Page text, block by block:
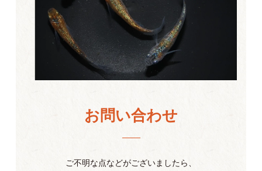
お問い合わせ
ご不明な点などがございましたら、